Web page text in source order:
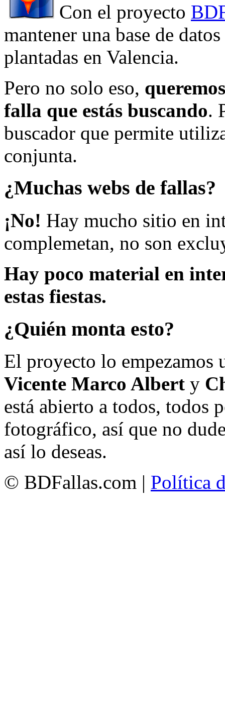
Con el proyecto
mantener una base de
plantadas en Valencia.
Pero no solo eso,
falla que estás buscando.
buscador que permite
conjunta.
¿Muchas webs de fallas?
¡No! Hay mucho sitio en
complemetan, no son
Hay poco material en
estas fiestas.
¿Quién monta esto?
El proyecto lo empezamos
Vicente Marco Albert y
está abierto a todos, todos
fotográfico, así que no
así lo deseas.
© BDFallas.com | Política